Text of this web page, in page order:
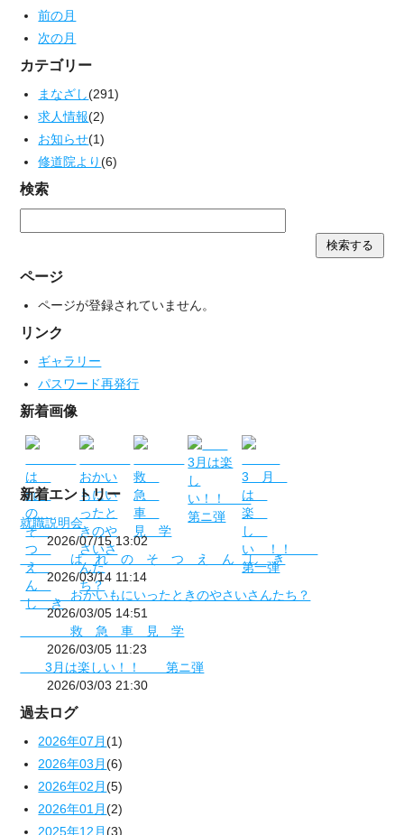
前の月
次の月
カテゴリー
まなざし(291)
求人情報(2)
お知らせ(1)
修道院より(6)
検索
ページ
ページが登録されていません。
リンク
ギャラリー
パスワード再発行
新着画像
新着エントリー
就職説明会
2026/07/15 13:02
は れ の そ つ え ん し き
2026/03/14 11:14
おかいもにいったときのやさいさんたち？
2026/03/05 14:51
救 急 車 見 学
2026/03/05 11:23
3月は楽しい！！ 第ニ弾
2026/03/03 21:30
過去ログ
2026年07月(1)
2026年03月(6)
2026年02月(5)
2026年01月(2)
2025年12月(3)